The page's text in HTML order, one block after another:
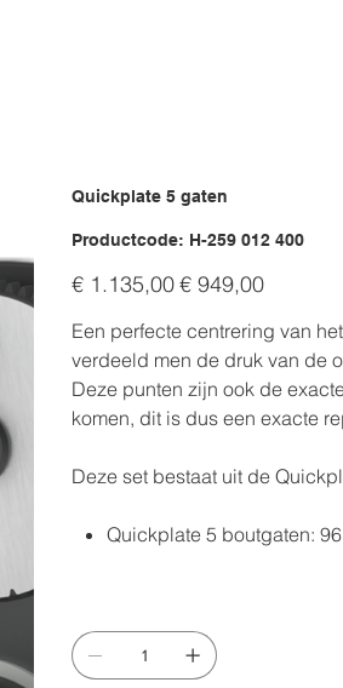
Quickplate 5 gaten
Productcode: Productcode
H-
012
400
H-259 012 400
Originele
prijs
€ 1.135,00 Verkoopprijs
€ 949,00
Een perfecte centrering van
verdeeld men de druk van de
Deze punten zijn ook de
komen, dit is dus een exacte
Deze set bestaat uit de
Quickplate 5 boutgaten: